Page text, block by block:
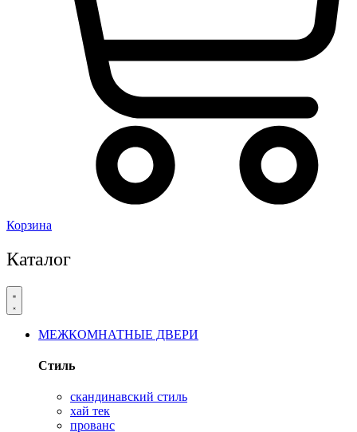
Корзина
Каталог
МЕЖКОМНАТНЫЕ ДВЕРИ
Стиль
скандинавский стиль
хай тек
прованс